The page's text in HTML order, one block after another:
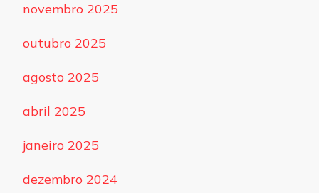
novembro 2025
outubro 2025
agosto 2025
abril 2025
janeiro 2025
dezembro 2024